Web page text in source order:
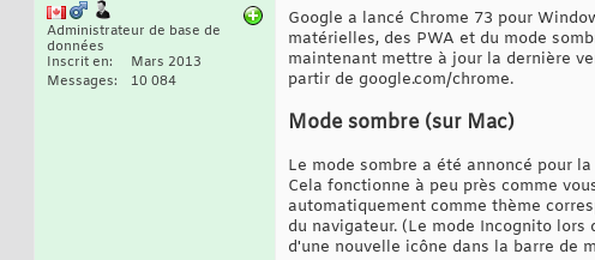
Administrateur de base de
données
Inscrit en
Mars 2013
Messages
10 084
Google a lancé Chrome 73 pour
matérielles, des PWA et du mode
maintenant mettre à jour la dernière
partir de google.com/chrome.
Mode sombre (sur Mac)
Le mode sombre a été annoncé pour
Cela fonctionne à peu près comme
automatiquement comme thème
du navigateur. (Le mode Incognito
d'une nouvelle icône dans la barre de